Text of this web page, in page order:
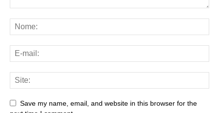
next time I comment.